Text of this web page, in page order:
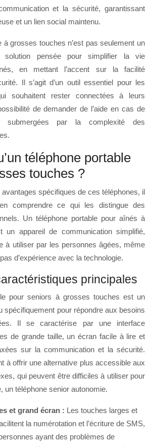
et la sécurité, garantissant
et un lien social maintenu.
à grosses touches n’est pas seulement un
solution pensée pour simplifier la vie
en mettant l’accent sur la facilité
Il s’agit d’un outil essentiel pour les
souhaitent rester connectées à leurs
de demander de l’aide en cas de
submergées par la complexité des
téléphone portable
touches ?
avantages spécifiques de ces téléphones, il
comprendre ce qui les distingue des
Un téléphone portable pour aînés à
un appareil de communication simplifié,
à utiliser par les personnes âgées, même
d’expérience avec la technologie.
principales
pour seniors à grosses touches est un
spécifiquement pour répondre aux besoins
Il se caractérise par une interface
de grande taille, un écran facile à lire et
sur la communication et la sécurité.
à offrir une alternative plus accessible aux
qui peuvent être difficiles à utiliser pour
un téléphone senior autonomie.
et grand écran : Les touches larges et
la numérotation et l’écriture de SMS,
ayant des problèmes de